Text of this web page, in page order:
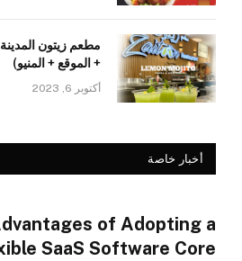
مطعم زيتون المدينة
+ الموقع + المنيو)
أكتوبر 6, 2023
أخبار خاصة
of Adopting a
SaaS Software Core